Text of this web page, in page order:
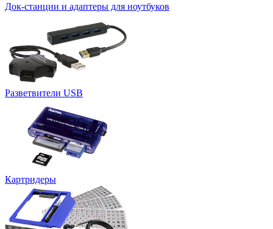
Док-станции и адаптеры для ноутбуков
Разветвители USB
Картридеры